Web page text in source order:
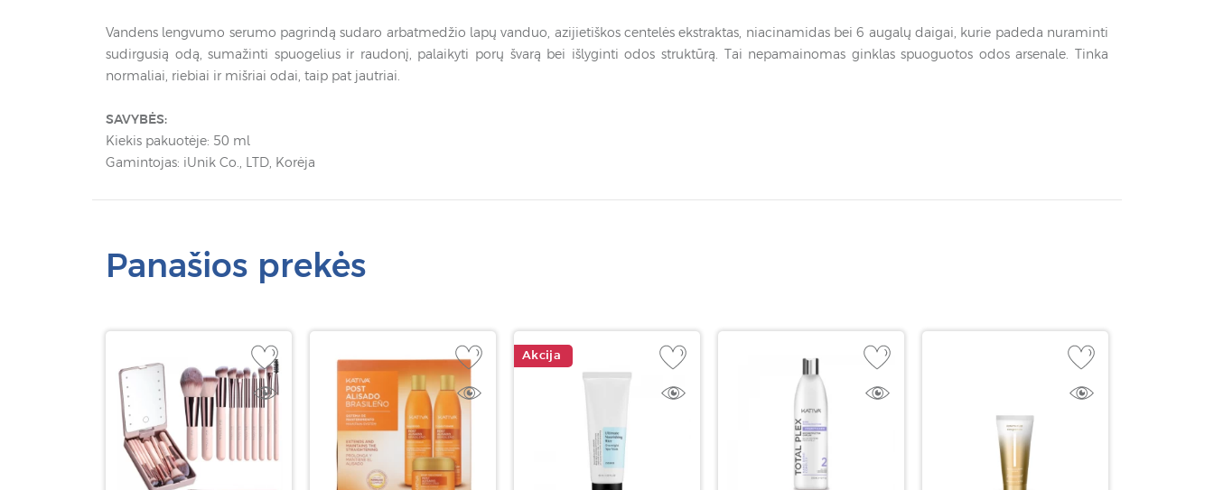
Vandens lengvumo serumo pagrindą sudaro arbatmedžio lapų vanduo, azijietiškos centelės ekstraktas, niacinamidas bei 6 augalų daigai, kurie padeda nuraminti
sudirgusią odą, sumažinti spuogelius ir raudonį, palaikyti porų švarą bei išlyginti odos struktūrą. Tai nepamainomas ginklas spuoguotos odos arsenale. Tinka
normaliai, riebiai ir mišriai odai, taip pat jautriai.
SAVYBĖS:
Kiekis pakuotėje: 50 ml
Gamintojas: iUnik Co., LTD, Korėja
Panašios prekės
Akcija